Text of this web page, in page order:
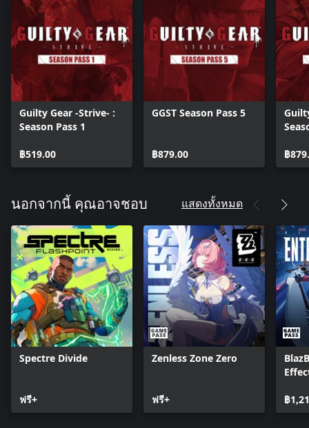
Guilty Gear -Strive- :
Season Pass 1
฿519.00
GGST Season Pass 5
฿879.00 ฿
นอกจากนี้ คุณอาจชอบ แสดงทั้งหมด
Spectre Divide
ฟรี+
Zenless Zone Zero
ฟรี+ ฿